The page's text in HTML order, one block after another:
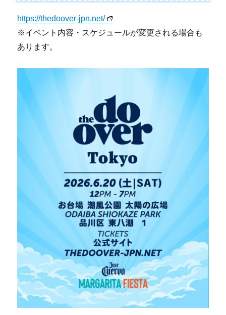
https://thedoover-jpn.net/
※イベント内容・スケジュールが変更される場合も
あります。